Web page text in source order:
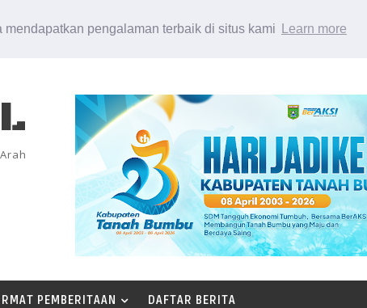
pengalaman terbaik di situs kami Learn more
PEMBERITAAN DAFTAR BERITA